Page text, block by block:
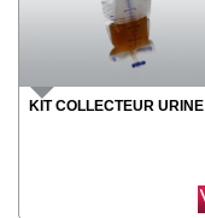
KIT COLLECTEUR URINE